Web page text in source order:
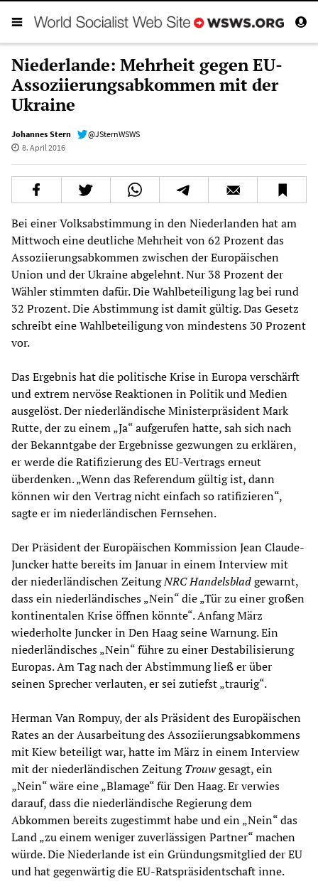
Niederlande: Mehrheit gegen EU-
Assoziierungsabkommen mit der
Ukraine
Johannes Stern
@JSternWSWS
8. April 2016
Bei einer Volksabstimmung in den Niederlanden hat am
Mittwoch eine deutliche Mehrheit von 62 Prozent das
Assoziierungsabkommen zwischen der Europäischen
Union und der Ukraine abgelehnt. Nur 38 Prozent der
Wähler stimmten dafür. Die Wahlbeteiligung lag bei rund
32 Prozent. Die Abstimmung ist damit gültig. Das Gesetz
schreibt eine Wahlbeteiligung von mindestens 30 Prozent
vor.
Das Ergebnis hat die politische Krise in Europa verschärft
und extrem nervöse Reaktionen in Politik und Medien
ausgelöst. Der niederländische Ministerpräsident Mark
Rutte, der zu einem „Ja“ aufgerufen hatte, sah sich nach
der Bekanntgabe der Ergebnisse gezwungen zu erklären,
er werde die Ratifizierung des EU-Vertrags erneut
überdenken. „Wenn das Referendum gültig ist, dann
können wir den Vertrag nicht einfach so ratifizieren“,
sagte er im niederländischen Fernsehen.
Der Präsident der Europäischen Kommission Jean Claude-
Juncker hatte bereits im Januar in einem Interview mit
der niederländischen ZeitungNRC Handelsbladgewarnt,
dass ein niederländisches „Nein“ die „Tür zu einer großen
kontinentalen Krise öffnen könnte“. Anfang März
wiederholte Juncker in Den Haag seine Warnung. Ein
niederländisches „Nein“ führe zu einer Destabilisierung
Europas. Am Tag nach der Abstimmung ließ er über
seinen Sprecher verlauten, er sei zutiefst „traurig“.
Herman Van Rompuy, der als Präsident des Europäischen
Rates an der Ausarbeitung des Assoziierungsabkommens
mit Kiew beteiligt war, hatte im März in einem Interview
mit der niederländischen ZeitungTrouwgesagt, ein
„Nein“ wäre eine „Blamage“ für Den Haag. Er verwies
darauf, dass die niederländische Regierung dem
Abkommen bereits zugestimmt habe und ein „Nein“ das
Land „zu einem weniger zuverlässigen Partner“ machen
würde. Die Niederlande ist ein Gründungsmitglied der EU
und hat gegenwärtig die EU-Ratspräsidentschaft inne.